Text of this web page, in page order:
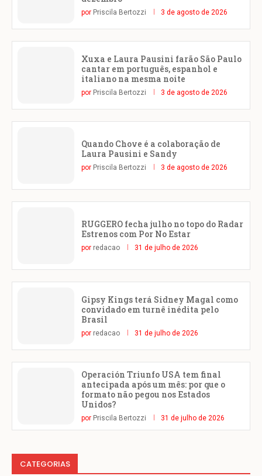
por Priscila Bertozzi 3 de agosto de 2026
Xuxa e Laura Pausini farão São Paulo
cantar em português, espanhol e
italiano na mesma noite
por Priscila Bertozzi 3 de agosto de 2026
Quando Chove é a colaboração de
Laura Pausini e Sandy
por Priscila Bertozzi 3 de agosto de 2026
RUGGERO fecha julho no topo do Radar
Estrenos com Por No Estar
por redacao 31 de julho de 2026
Gipsy Kings terá Sidney Magal como
convidado em turnê inédita pelo
Brasil
por redacao 31 de julho de 2026
Operación Triunfo USA tem final
antecipada após um mês: por que o
formato não pegou nos Estados
Unidos?
por Priscila Bertozzi 31 de julho de 2026
CATEGORIAS